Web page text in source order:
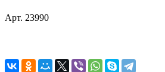
Арт. 23990